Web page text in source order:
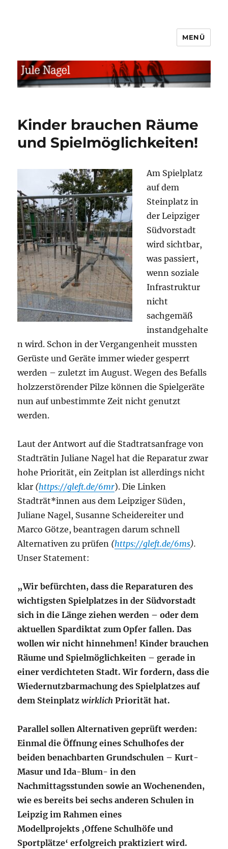
MENÜ
Kinder brauchen Räume
und Spielmöglichkeiten!
Am Spielplatz
auf dem
Steinplatz in
der Leipziger
Südvorstadt
wird sichtbar,
was passiert,
wenn soziale
Infrastruktur
nicht
sachgemäß
instandgehalte
n wird. Schon in der Vergangenheit mussten
Gerüste und Geräte immer wieder gesperrt
werden – zuletzt im August. Wegen des Befalls
holzzerstörender Pilze können die Spielgeräte
nun auf unbestimmte Zeit nicht genutzt
werden.
Laut der Antwort auf die Stadtratsanfrage von
Stadträtin Juliane Nagel hat die Reparatur zwar
hohe Priorität, ein Zeitplan ist allerdings nicht
klar (https://gleft.de/6mr). Die Linken
Stadträt*innen aus dem Leipziger Süden,
Juliane Nagel, Susanne Scheidereiter und
Marco Götze, beantragen darum schnell
Alternativen zu prüfen (https://gleft.de/6ms).
Unser Statement:
„Wir befürchten, dass die Reparaturen des
wichtigsten Spielplatzes in der Südvorstadt
sich in die Länge ziehen werden – oder dem
aktuellen Spardiktat zum Opfer fallen. Das
wollen wir nicht hinnehmen! Kinder brauchen
Räume und Spielmöglichkeiten – gerade in
einer verdichteten Stadt. Wir fordern, dass die
Wiedernutzbarmachung des Spielplatzes auf
dem SteinplatzwirklichPriorität hat.
Parallel sollen Alternativen geprüft werden:
Einmal die Öffnung eines Schulhofes der
beiden benachbarten Grundschulen – Kurt-
Masur und Ida-Blum- in den
Nachmittagsstunden sowie an Wochenenden,
wie es bereits bei sechs anderen Schulen in
Leipzig im Rahmen eines
Modellprojekts ‚Offene Schulhöfe und
Sportplätze‘ erfolgreich praktiziert wird.